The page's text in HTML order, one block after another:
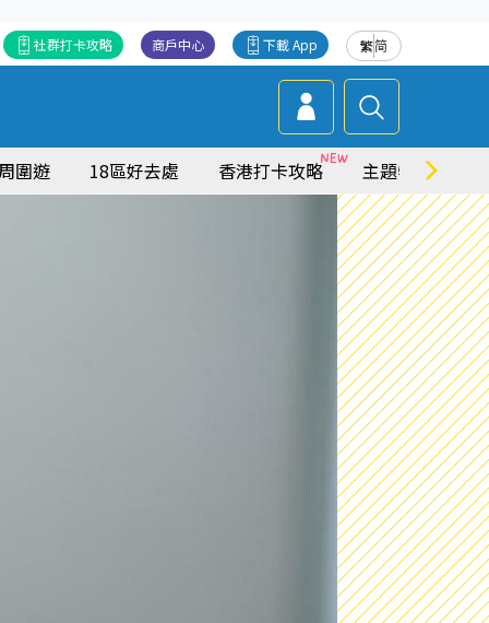
繁简
下載 App
商戶中心
社群打卡攻略
圍遊 18區好去處 香港打卡攻略 主題特集